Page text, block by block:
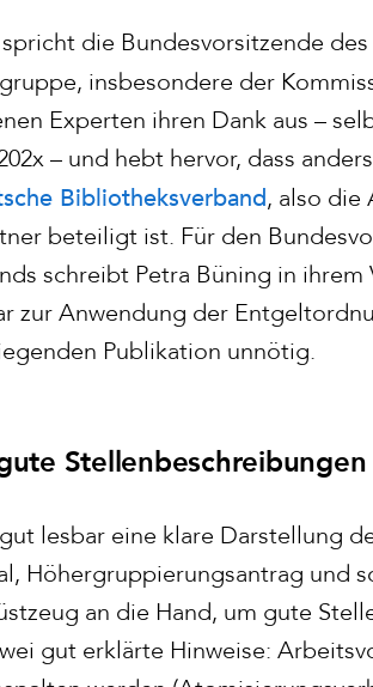
die Bundesvorsitzende des
insbesondere der
Experten ihren Dank aus –
– und hebt hervor, dass
Bibliotheksverband, also die
beteiligt ist. Für den
schreibt Petra Büning in
zur Anwendung der
Publikation unnötig.
Stellenbeschreibungen
lesbar eine klare Darstellung
Höhergruppierungsantrag und
an die Hand, um gute
gut erklärte Hinweise: